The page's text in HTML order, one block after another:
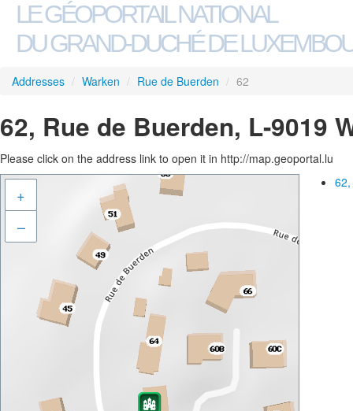
LE GÉOPORTAIL NATIONAL
DU GRAND-DUCHÉ DE
Addresses / Warken / Rue de Buerden / 62
62, Rue de Buerden, L-9019
Please click on the address link to open it in http://map.geoportal.lu
+
–